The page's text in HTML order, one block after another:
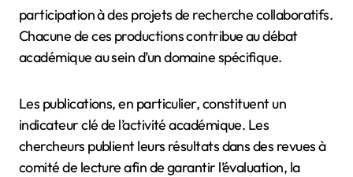
participation à des projets de recherche collaboratifs.
Chacune de ces productions contribue au débat
académique au sein d’un domaine spécifique.
Les publications, en particulier, constituent un
indicateur clé de l’activité académique. Les
chercheurs publient leurs résultats dans des revues à
comité de lecture afin de garantir l’évaluation, la